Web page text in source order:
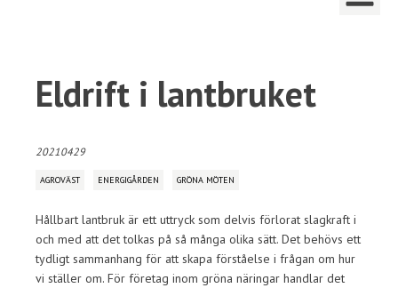
Eldrift i lantbruket
20210429
AGROVÄST ENERGIGÅRDEN GRÖNA MÖTEN
Hållbart lantbruk är ett uttryck som delvis förlorat slagkraft i
och med att det tolkas på så många olika sätt. Det behövs ett
tydligt sammanhang för att skapa förståelse i frågan om hur
vi ställer om. För företag inom gröna näringar handlar det